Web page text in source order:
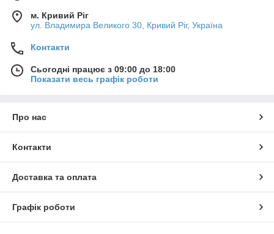
м. Кривий Ріг
ул. Владимира Великого 30, Кривий Ріг, Україна
Контакти
Сьогодні працює з 09:00 до 18:00
Показати весь графік роботи
Про нас
Контакти
Доставка та оплата
Графік роботи